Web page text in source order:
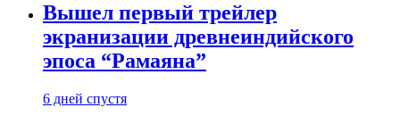
Вышел первый трейлер
экранизации древнеиндийского
эпоса “Рамаяна”
6 дней спустя